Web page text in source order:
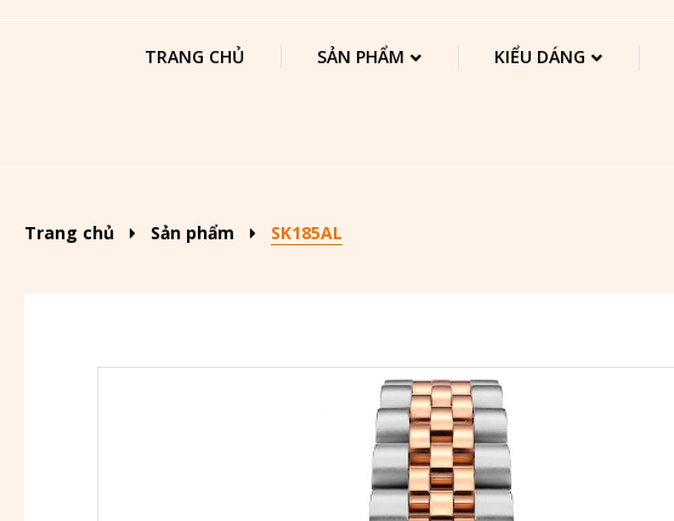
TRANG CHỦ SẢN PHẨM KIỂU DÁNG
Trang chủ Sản phẩm SK185AL